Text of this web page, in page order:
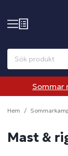
Sommar
Hem
Mast &